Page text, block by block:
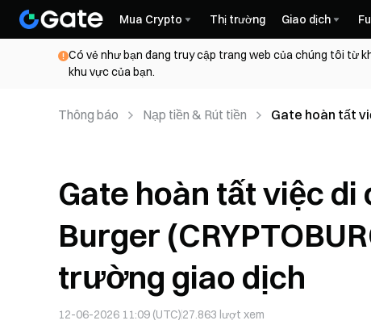
Mua Crypto Thị trường Giao dịch
Có vẻ như bạn đang truy cập trang web của chúng tôi từ
khu vực của bạn.
Thông báo Nạp tiền & Rút tiền
Gate hoàn tất
Gate hoàn tất việc
Burger
trường giao dịch
12-06-2026 11:09 (UTC)27.863 lượt xem